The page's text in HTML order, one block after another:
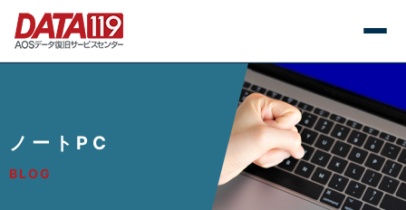
ノートPC
BLOG